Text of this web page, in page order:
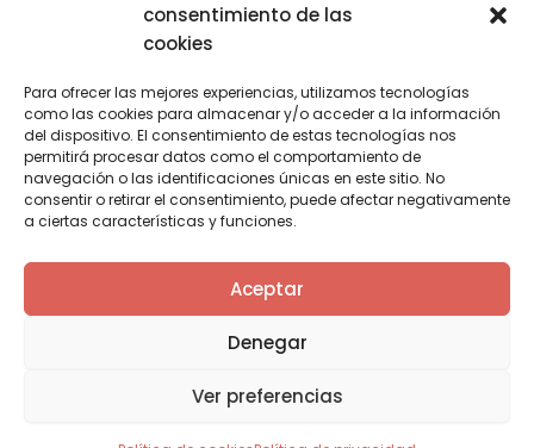
consentimiento de las
cookies
Para ofrecer las mejores experiencias, utilizamos tecnologías
como las cookies para almacenar y/o acceder a la información
del dispositivo. El consentimiento de estas tecnologías nos
permitirá procesar datos como el comportamiento de
navegación o las identificaciones únicas en este sitio. No
consentir o retirar el consentimiento, puede afectar negativamente
a ciertas características y funciones.
Aceptar
Denegar
Ver preferencias
Email
mule@mulecarajonero.com
Síguenos en redes sociales
a
T
w
i
t
e
Y
o
u
t
b
n